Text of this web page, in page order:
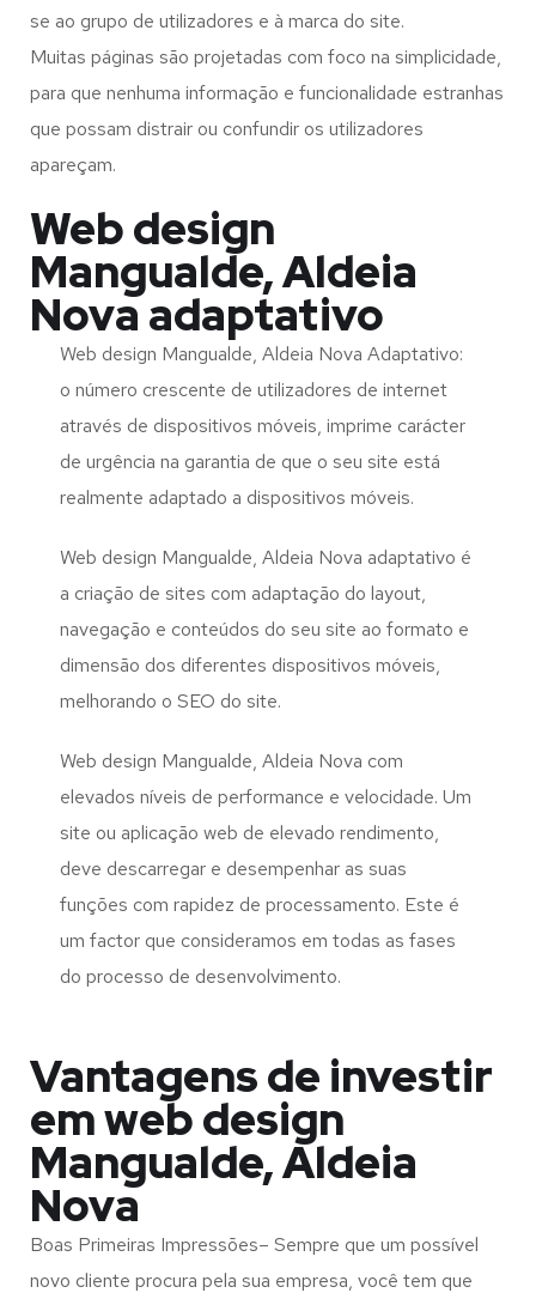
se ao grupo de utilizadores e à marca do site.
Muitas páginas são projetadas com foco na simplicidade,
para que nenhuma informação e funcionalidade estranhas
que possam distrair ou confundir os utilizadores
apareçam.
Web design
Mangualde, Aldeia
Nova adaptativo
Web design Mangualde, Aldeia Nova Adaptativo:
o número crescente de utilizadores de internet
através de dispositivos móveis, imprime carácter
de urgência na garantia de que o seu site está
realmente adaptado a dispositivos móveis.
Web design Mangualde, Aldeia Nova adaptativo é
a criação de sites com adaptação do layout,
navegação e conteúdos do seu site ao formato e
dimensão dos diferentes dispositivos móveis,
melhorando o SEO do site.
Web design Mangualde, Aldeia Nova com
elevados níveis de performance e velocidade. Um
site ou aplicação web de elevado rendimento,
deve descarregar e desempenhar as suas
funções com rapidez de processamento. Este é
um factor que consideramos em todas as fases
do processo de desenvolvimento.
Vantagens de investir
em web design
Mangualde, Aldeia
Nova
Boas Primeiras Impressões– Sempre que um possível
novo cliente procura pela sua empresa, você tem que